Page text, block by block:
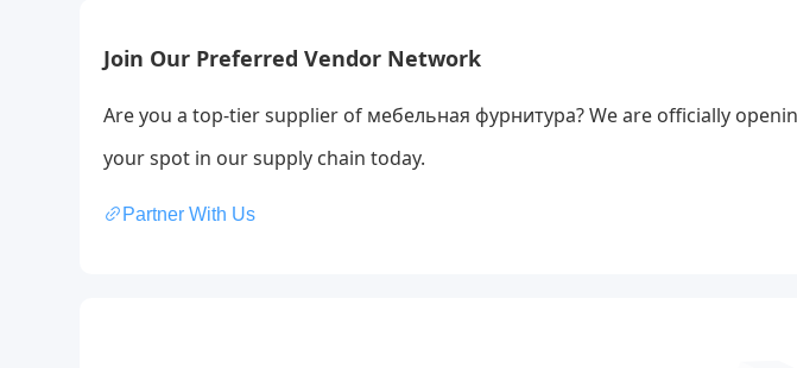
Широкий ассортимент мебельной фурнитуры: петли, ручки, направляющие,
странам.
Join Our Preferred Vendor Network
Are you a top-tier supplier of мебельная фурнитура? We are officially
your spot in our supply chain today.
Partner With Us